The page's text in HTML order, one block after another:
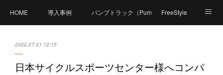
HOME 導入事例 パンプトラック（PumpTrack）とは？
FreeStyle
2022.07.01 12:15
日本サイクルスポーツセンター様へコンパ